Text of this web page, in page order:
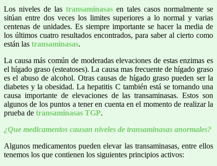
Los niveles de las transaminasas en tales casos normalmente se
sitúan entre dos veces los limites superiores a lo normal y varias
centenas de unidades. Es siempre importante se hacer la media de
los últimos cuatro resultados encontrados, para saber al cierto como
están las transaminasas.
La causa más común de moderadas elevaciones de estas enzimas es
el hígado graso (esteatoses). La causa mas frecuente de hígado graso
es el abuso de alcohol. Otras causas de hígado graso pueden ser la
diabetes y la obesidad. La hepatitis C también está se tornando una
causa importante de elevaciones de las transaminasas. Estos son
algunos de los puntos a tener en cuenta en el momento de realizar la
prueba de transaminasas TGP.
¿Que medicamentos causan niveles de transaminasas anormales?
Algunos medicamentos pueden elevar las transaminasas, entre ellos
tenemos los que contienen los siguientes principios activos: